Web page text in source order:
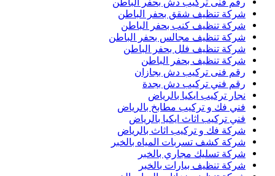
رقم فنى تركيب دش بحفر الباطن
شركة تنظيف شقق بحفر الباطن
شركة تنظيف كنب بحفر الباطن
شركة تنظيف مجالس بحفر الباطن
شركة تنظيف فلل بحفر الباطن
شركة تنظيف بحفر الباطن
رقم فنى تركيب دش بجازان
رقم فني تركيب دش بجدة
نجار تركيب ايكيا بالرياض
فني فك و تركيب مطابخ بالرياض
فني تركيب اثاث ايكيا بالرياض
شركة فك و تركيب اثاث بالرياض
شركة كشف تسربات المياه بالخبر
شركة تسليك مجاري بالخبر
شركة تنظيف بيارات بالخبر